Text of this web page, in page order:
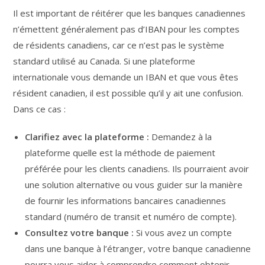
Il est important de réitérer que les banques canadiennes
n’émettent généralement pas d’IBAN pour les comptes
de résidents canadiens, car ce n’est pas le système
standard utilisé au Canada. Si une plateforme
internationale vous demande un IBAN et que vous êtes
résident canadien, il est possible qu’il y ait une confusion.
Dans ce cas :
Clarifiez avec la plateforme : Demandez à la
plateforme quelle est la méthode de paiement
préférée pour les clients canadiens. Ils pourraient avoir
une solution alternative ou vous guider sur la manière
de fournir les informations bancaires canadiennes
standard (numéro de transit et numéro de compte).
Consultez votre banque : Si vous avez un compte
dans une banque à l’étranger, votre banque canadienne